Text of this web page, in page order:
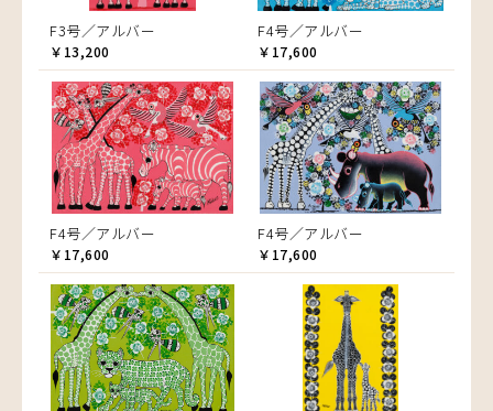
F3号／アルバー
￥13,200
F4号／アルバー
￥17,600
F4号／アルバー
￥17,600
F4号／アルバー
￥17,600